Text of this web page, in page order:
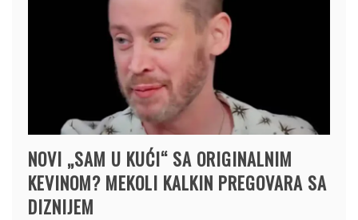
NOVI „SAM U KUĆI“ SA ORIGINALNIM
KEVINOM? MEKOLI KALKIN PREGOVARA SA
DIZNIJEM